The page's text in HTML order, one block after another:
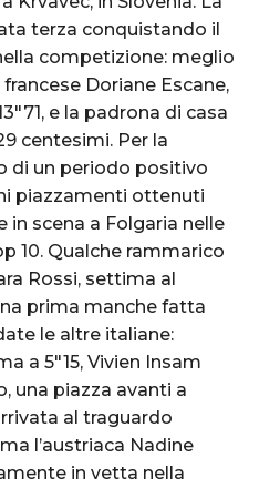
terza conquistando il
competizione: meglio
Doriane Escane,
e la padrona di casa
centesimi. Per la
di un periodo positivo
piazzamenti ottenuti
in scena a Folgaria nelle
10. Qualche rammarico
Rossi, settima al
prima manche fatta
le altre italiane:
a 5″15, Vivien Insam
una piazza avanti a
al traguardo
l’austriaca Nadine
in vetta nella